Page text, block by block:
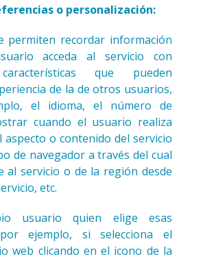
o personalización:
permiten recordar información
acceda al servicio con
que pueden
de la de otros usuarios,
el idioma, el número de
cuando el usuario realiza
aspecto o contenido del servicio
de navegador a través del cual
al servicio o de la región desde
etc.
usuario quien elige esas
ejemplo, si selecciona el
web clicando en el icono de la